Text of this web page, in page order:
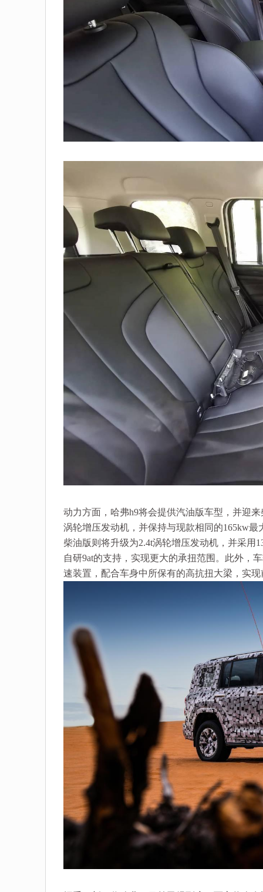
动力方面，哈弗h9将会提供汽油版车型，并迎
涡轮增压发动机，并保持与现款相同的165kw最
柴油版则将升级为2.4t涡轮增压发动机，并采用
自研9at的支持，实现更大的承扭范围。此外，
速装置，配合车身中所保有的高抗扭大梁，实